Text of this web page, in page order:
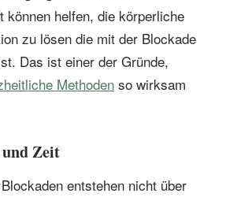
können helfen, die körperliche
zu lösen die mit der Blockade
Das ist einer der Gründe,
Methoden so wirksam
Zeit
entstehen nicht über